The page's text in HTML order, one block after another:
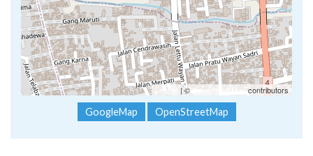
Leaflet | ©OpenStreetMap contributors
GoogleMap OpenStreetMap